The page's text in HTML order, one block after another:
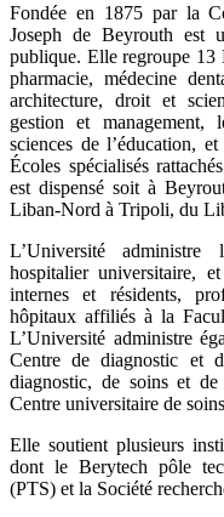
Fondée en 1875 par la
Joseph de Beyrouth est
publique. Elle regroupe 13
pharmacie, médecine
architecture, droit et
gestion et management,
sciences de l’éducation,
Écoles spécialisés
est dispensé soit à
Liban-Nord à Tripoli, du
L’Université
hospitalier universitaire,
internes et résidents,
hôpitaux affiliés à la
L’Université administre
Centre de diagnostic et
diagnostic, de soins et
Centre universitaire de
Elle soutient plusieurs
dont le Berytech pôle
(PTS) et la Société